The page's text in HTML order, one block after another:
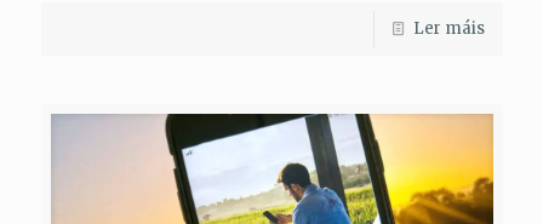
Ler máis